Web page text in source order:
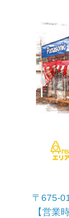
〒675-
【営業